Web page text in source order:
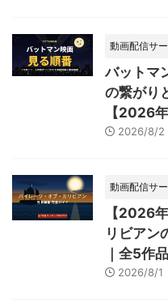
動画配信サ
バットマ
の繋がり
【2026
2026/8/2
動画配信サ
【2026
リビアン
｜全5作
2026/8/1